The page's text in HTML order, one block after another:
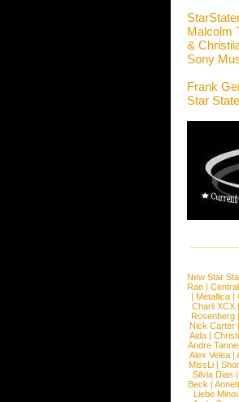
Malcolm
&
Sony
Frank
Star
New Star
Rae |
| Metallica |
Charli XCX
Rosenberg |
Nick Carter |
Aida |
Andre
Alex Velea |
MissLi |
Silvia Dias
Beck |
Liebe